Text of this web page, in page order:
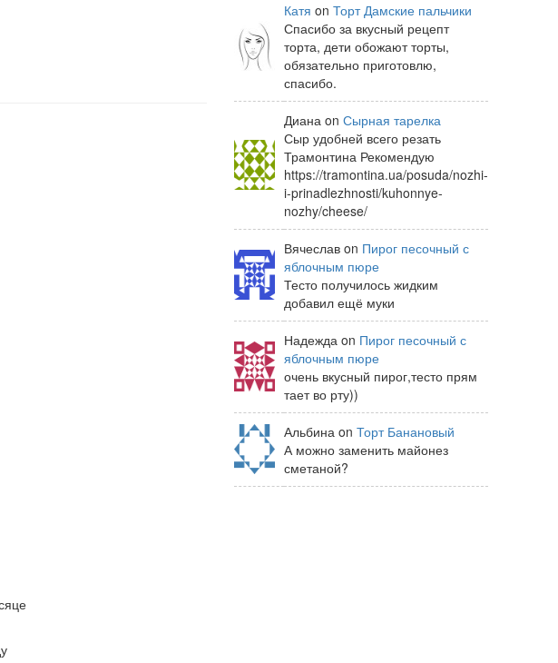
Катя on Торт Дамские пальчики
Спасибо за вкусный рецепт
торта, дети обожают торты,
обязательно приготовлю,
спасибо.
Диана on Сырная тарелка
Сыр удобней всего резать
Трамонтина Рекомендую
https://tramontina.ua/posuda/nozhi-
i-prinadlezhnosti/kuhonnye-
nozhy/cheese/
Вячеслав on Пирог песочный с
яблочным пюре
Тесто получилось жидким
добавил ещё муки
Надежда on Пирог песочный с
яблочным пюре
очень вкусный пирог,тесто прям
тает во рту))
Альбина on Торт Банановый
А можно заменить майонез
сметаной?